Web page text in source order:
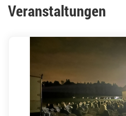
Veranstaltungen